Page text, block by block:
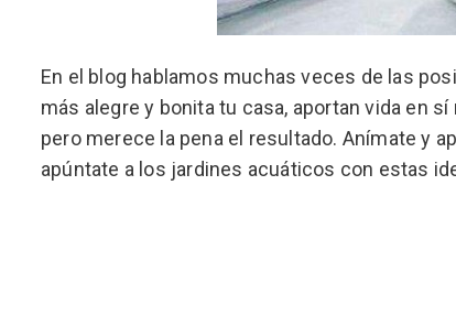
En el blog hablamos muchas veces de las
más alegre y bonita tu casa, aportan vida en
pero merece la pena el resultado. Anímate y
apúntate a los jardines acuáticos con estas